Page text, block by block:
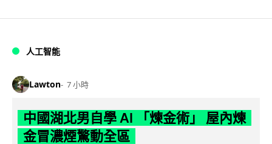
人工智能
Lawton 7 小時
中國湖北男自學 AI 「煉金術」 屋內煉
金冒濃煙驚動全區